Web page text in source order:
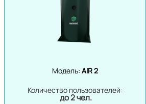
Модель: AIR 2
Количество пользователей:
до 2 чел.